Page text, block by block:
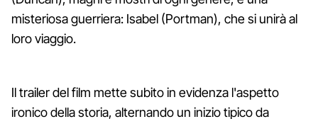
misteriosa guerriera: Isabel (Portman), che si unirà al
loro viaggio.
Il trailer del film mette subito in evidenza l'aspetto
ironico della storia, alternando un inizio tipico da